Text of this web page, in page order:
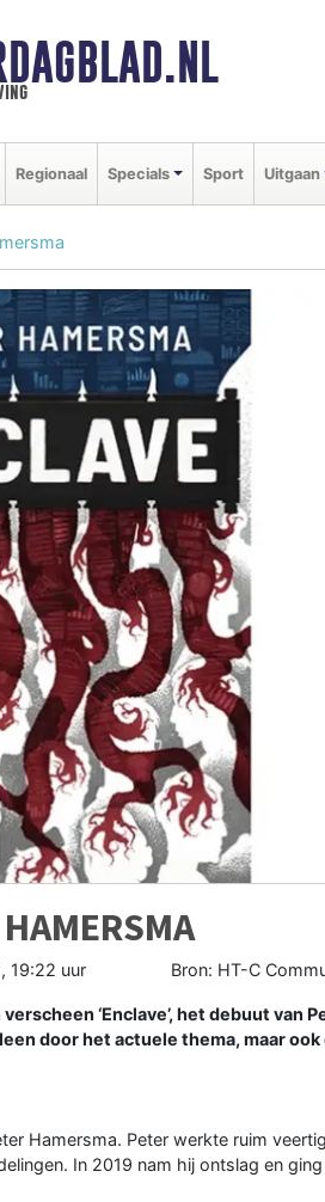
Regionaal Specials Sport Uitgaan
19:22 uur Bron: HT-C
‘Enclave’, het debuut van
door het actuele thema, maar ook
Hamersma. Peter werkte ruim
In 2019 nam hij ontslag en ging